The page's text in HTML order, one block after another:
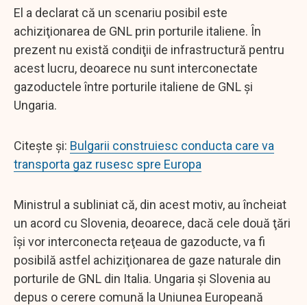
El a declarat că un scenariu posibil este
achiziţionarea de GNL prin porturile italiene. În
prezent nu există condiţii de infrastructură pentru
acest lucru, deoarece nu sunt interconectate
gazoductele între porturile italiene de GNL şi
Ungaria.
Citește și: Bulgarii construiesc conducta care va
transporta gaz rusesc spre Europa
Ministrul a subliniat că, din acest motiv, au încheiat
un acord cu Slovenia, deoarece, dacă cele două ţări
îşi vor interconecta reţeaua de gazoducte, va fi
posibilă astfel achiziţionarea de gaze naturale din
porturile de GNL din Italia. Ungaria şi Slovenia au
depus o cerere comună la Uniunea Europeană